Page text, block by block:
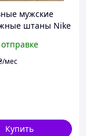
мужские
штаны Nike
темно-
осень весна
отправке
/мес
Купить